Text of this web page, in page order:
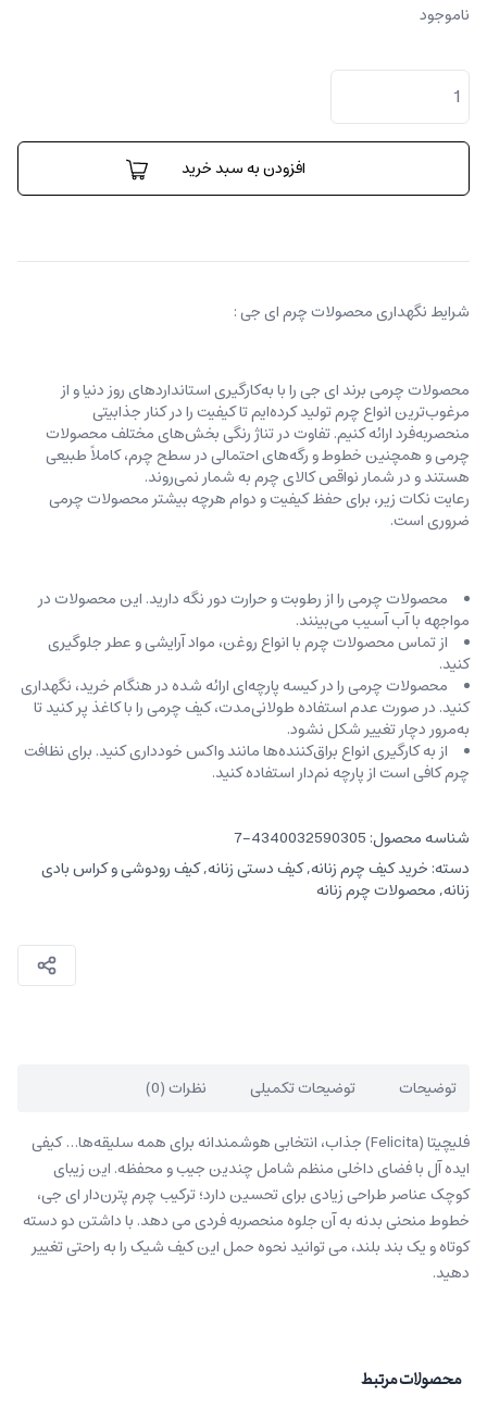
ناموجود
کیف
دستی
فلیچیتا
بزرگ
افزودن به سبد خرید
شرایط نگهداری محصولات چرم ای جی :
محصولات چرمی برند ای جی را با به‌کارگیری استانداردهای روز دنیا و از
مرغوب‌ترین انواع چرم تولید کرده‌ایم تا کیفیت را در کنار جذابیتی
منحصربه‌فرد ارائه کنیم. تفاوت در تناژ رنگی بخش‌های مختلف محصولات
چرمی و همچنین خطوط و رگه‌‌های احتمالی در سطح چرم، کاملاً طبیعی
هستند و در شمار نواقص کالای چرم به شمار نمی‌روند.
رعایت نکات زیر، برای حفظ کیفیت و دوام هرچه بیشتر محصولات چرمی
ضروری است.
محصولات چرمی را از رطوبت و حرارت دور نگه دارید. این محصولات در
مواجهه با آب آسیب می‌بینند.
از تماس محصولات چرم با انواع روغن‌، مواد آرایشی و عطر جلوگیری
کنید.
محصولات چرمی را در کیسه‌ پارچه‌ای ارائه شده در هنگام خرید، ‌نگهداری
کنید. در صورت عدم استفاده طولانی‌مدت، کیف‌ چرمی را با کاغذ پر کنید تا
به‌مرور دچار تغییر شکل نشود.
از به کارگیری انواع براق‌کننده‌ها مانند واکس خودداری کنید. برای نظافت
چرم کافی است از پارچه‌ نم‌دار استفاده کنید.
شناسه محصول: 4340032590305-7
دسته: خرید کیف چرم زنانه,کیف دستی زنانه,کیف رودوشی و کراس بادی
زنانه,محصولات چرم زنانه
توضیحات توضیحات تکمیلی نظرات (0)
فلیچیتا (Felicita) جذاب، انتخابی ھوشمندانه برای ھمه سلیقه‌ھا… کیفی
ایده آل با فضای داخلی منظم شامل چندین جیب و محفظه. این زیبای
کوچک عناصر طراحی زیادی برای تحسین دارد؛ ترکیب چرم پترن‌دار ای جی،
خطوط منحنی بدنه به آن جلوه منحصربه فردی می دھد. با داشتن دو دسته
کوتاه و یک بند بلند، می توانید نحوه حمل این کیف شیک را به راحتی تغییر
دھید.
محصولات مرتبط